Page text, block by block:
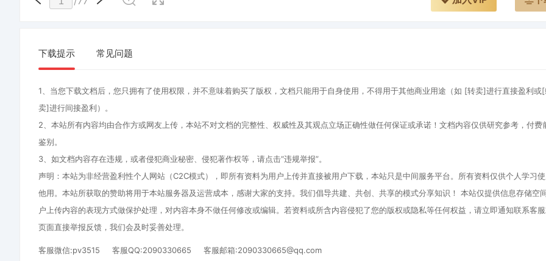
下载提示 常见问题
1、当您下载文档后，您只拥有了使用权限，并不意味着购买了版权，文档只能用于自身使用，不得用于其他商业用途（如 [转卖]进行直接盈利或
卖]进行间接盈利）。
2、本站所有内容均由合作方或网友上传，本站不对文档的完整性、权威性及其观点立场正确性做任何保证或承诺！文档内容仅供研究参考，付费
鉴别。
3、如文档内容存在违规，或者侵犯商业秘密、侵犯著作权等，请点击“违规举报”。
声明：本站为非经营盈利性个人网站（C2C模式），即所有资料为用户上传并直接被用户下载，本站只是中间服务平台。所有资料仅供个人学习
他用。本站所获取的赞助将用于本站服务器及运营成本，感谢大家的支持。我们倡导共建、共创、共享的模式分享知识！ 本站仅提供信息存储空
户上传内容的表现方式做保护处理，对内容本身不做任何修改或编辑。若资料或所含内容侵犯了您的版权或隐私等任何权益，请立即通知联系客
页面直接举报反馈，我们会及时妥善处理。
客服微信:pv3515 客服QQ:2090330665
客服邮箱:2090330665@qq.com